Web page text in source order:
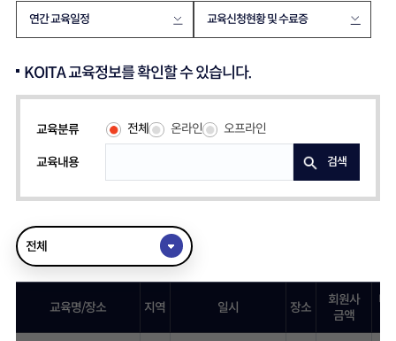
연간 교육일정 교육신청현황 및 수료증
KOITA 교육정보를 확인할 수 있습니다.
교육분류 전체 온라인 오프라인
교육내용 검색
전체
교육명/장소 지역 일시 장소
회원사
금액
비